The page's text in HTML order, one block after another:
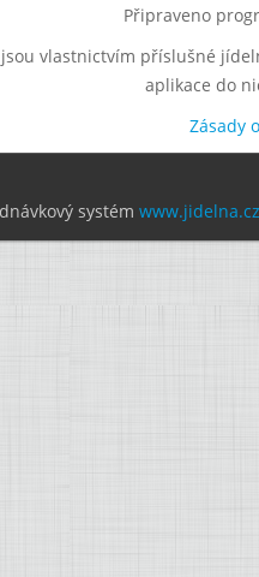
Připraveno
vlastnictvím příslušné
aplikace do
Zásady
systém www.jidelna.cz